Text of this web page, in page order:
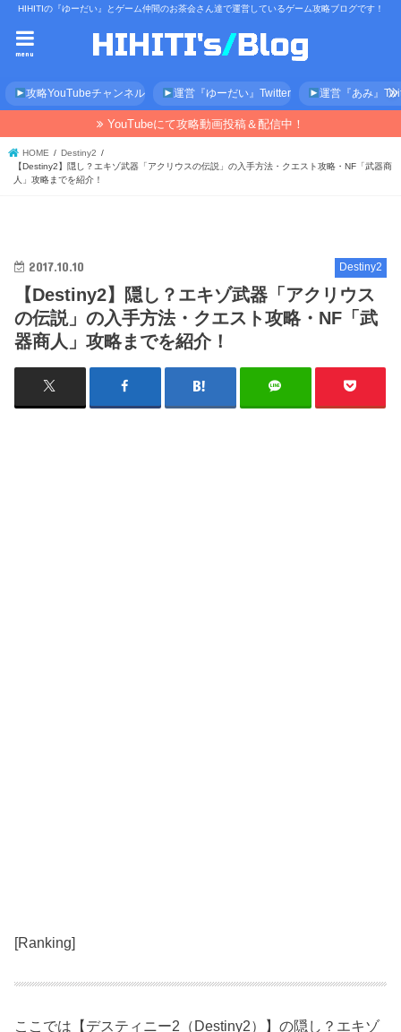
HIHITIの『ゆーだい』とゲーム仲間のお茶会さん達で運営しているゲーム攻略ブログです！
menu
攻略YouTubeチャンネル 運営『ゆーだい』Twitter 運営『あみ』
YouTubeにて攻略動画投稿＆配信中！
HOME
Destiny2
【Destiny2】隠し？エキゾ武器「アクリウスの伝説」の入手方法・クエスト攻略・NF「武器商
人」攻略までを紹介！
Destiny2
2017.10.10
【Destiny2】隠し？エキゾ武器「アクリウス
の伝説」の入手方法・クエスト攻略・NF「武
器商人」攻略までを紹介！
[Ranking]
ここでは【デスティニー2（Destiny2）】の隠し？エキゾ